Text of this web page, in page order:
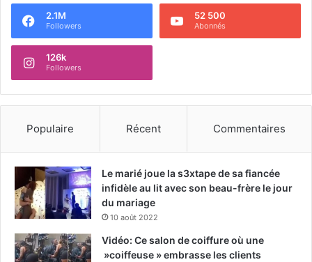
2.1M
Followers
52 500
Abonnés
126k
Followers
Populaire Récent Commentaires
Le marié joue la s3xtape de sa fiancée
infidèle au lit avec son beau-frère le jour
du mariage
10 août 2022
Vidéo: Ce salon de coiffure où une
»coiffeuse » embrasse les clients